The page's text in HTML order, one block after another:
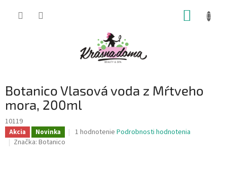
Botanico Vlasová voda z Mŕtveho
mora, 200ml
10119
Akcia Novinka
Priemerné
1 hodnotenie Podrobnosti hodnotenia
Značka: Botanico